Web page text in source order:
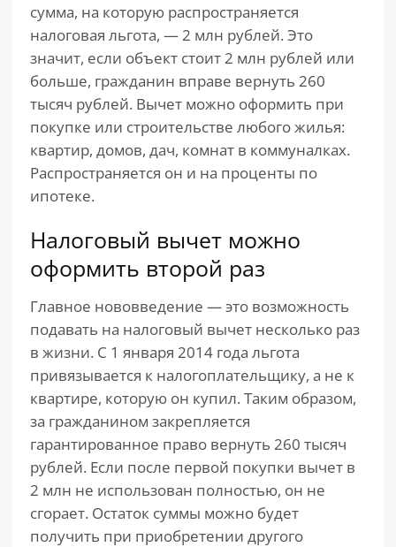
сумма, на которую распространяется
налоговая льгота, — 2 млн рублей. Это
значит, если объект стоит 2 млн рублей или
больше, гражданин вправе вернуть 260
тысяч рублей. Вычет можно оформить при
покупке или строительстве любого жилья:
квартир, домов, дач, комнат в коммуналках.
Распространяется он и на проценты по
ипотеке.
Налоговый вычет можно
оформить второй раз
Главное нововведение — это возможность
подавать на налоговый вычет несколько раз
в жизни. С 1 января 2014 года льгота
привязывается к налогоплательщику, а не к
квартире, которую он купил. Таким образом,
за гражданином закрепляется
гарантированное право вернуть 260 тысяч
рублей. Если после первой покупки вычет в
2 млн не использован полностью, он не
сгорает. Остаток суммы можно будет
получить при приобретении другого